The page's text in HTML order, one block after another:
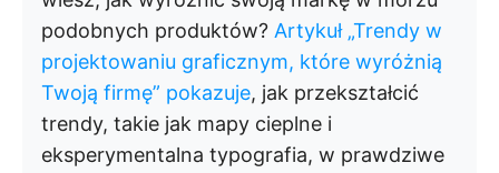
podobnych produktów? Artykuł „Trendy w
projektowaniu graficznym, które wyróżnią
Twoją firmę” pokazuje, jak przekształcić
trendy, takie jak mapy cieplne i
eksperymentalna typografia, w prawdziwe